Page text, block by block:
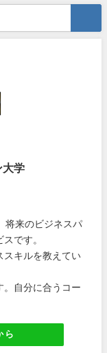
大学
将来のビジネスパ
です。
スキルを教えてい
。自分に合うコー
ら